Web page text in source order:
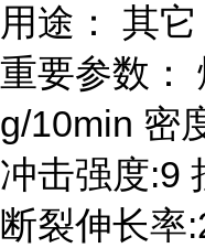
用途： 其它
重要参数：
g/10min 密
冲击强度:9
断裂伸长率